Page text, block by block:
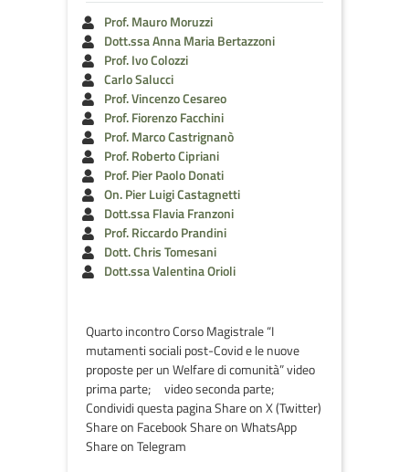
Prof. Mauro Moruzzi
Dott.ssa Anna Maria Bertazzoni
Prof. Ivo Colozzi
Carlo Salucci
Prof. Vincenzo Cesareo
Prof. Fiorenzo Facchini
Prof. Marco Castrignanò
Prof. Roberto Cipriani
Prof. Pier Paolo Donati
On. Pier Luigi Castagnetti
Dott.ssa Flavia Franzoni
Prof. Riccardo Prandini
Dott. Chris Tomesani
Dott.ssa Valentina Orioli
Quarto incontro Corso Magistrale “I
mutamenti sociali post-Covid e le nuove
proposte per un Welfare di comunità” video
prima parte; video seconda parte;
Condividi questa pagina Share on X (Twitter)
Share on Facebook Share on WhatsApp
Share on Telegram